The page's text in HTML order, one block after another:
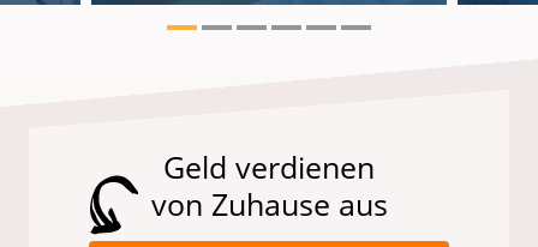
Geld verdienen
von Zuhause aus